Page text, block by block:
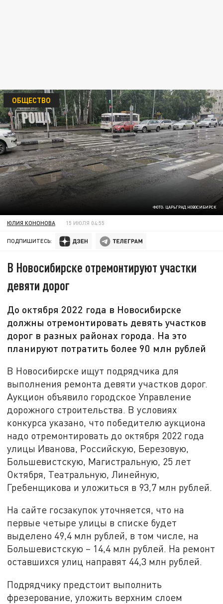
ФОТО: ЦАРЬГРАД НОВОСИБИРСК
ОБЩЕСТВО
ЮЛИЯ КОНОНОВА 15 ИЮЛЯ 04:55
ПОДПИШИТЕСЬ:
В Новосибирске отремонтируют участки
девяти дорог
До октября 2022 года в Новосибирске
должны отремонтировать девять участков
дорог в разных районах города. На это
планируют потратить более 90 млн рублей
В Новосибирске ищут подрядчика для
выполнения ремонта девяти участков дорог.
Аукцион объявило городское Управление
дорожного строительства. В условиях
конкурса указано, что победителю аукциона
надо отремонтировать до октября 2022 года
улицы Иванова, Российскую, Березовую,
Большевистскую, Магистральную, 25 лет
Октября, Театральную, Линейную,
Гребенщикова и уложиться в 93,7 млн рублей.
На сайте госзакупок уточняется, что на
первые четыре улицы в списке будет
выделено 49,4 млн рублей, в том числе, на
Большевистскую – 14,4 млн рублей. На ремонт
оставшихся улиц направят 44,3 млн рублей.
Подрядчику предстоит выполнить
фрезерование, уложить верхним слоем